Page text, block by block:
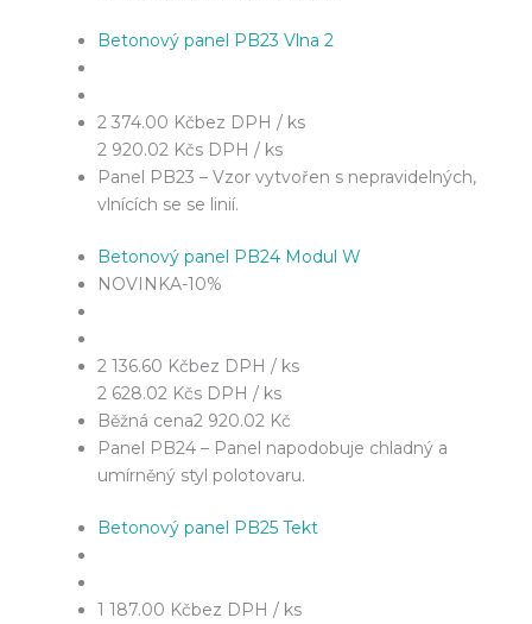
Betonový panel PB23 Vlna 2
2 374.00 Kčbez DPH / ks
2 920.02 Kčs DPH / ks
Panel PB23 – Vzor vytvořen s nepravidelných,
vlnících se se linií.
Betonový panel PB24 Modul W
NOVINKA-10%
2 136.60 Kčbez DPH / ks
2 628.02 Kčs DPH / ks
Běžná cena2 920.02 Kč
Panel PB24 – Panel napodobuje chladný a
umírněný styl polotovaru.
Betonový panel PB25 Tekt
1 187.00 Kčbez DPH / ks